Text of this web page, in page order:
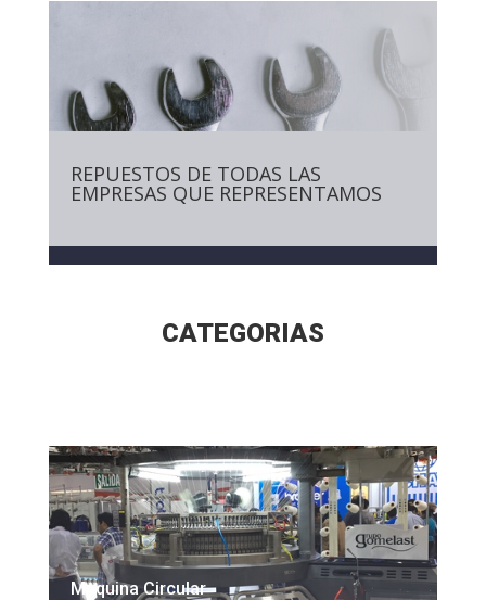
REPUESTOS DE TODAS LAS
EMPRESAS QUE REPRESENTAMOS
CATEGORIAS
Maquina Circular